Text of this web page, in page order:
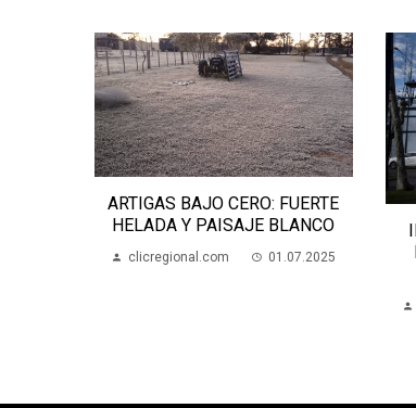
ARTIGAS BAJO CERO: FUERTE
HELADA Y PAISAJE BLANCO
clicregional.com 01.07.2025